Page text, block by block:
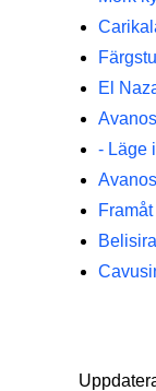
El
- Läge
Framåt